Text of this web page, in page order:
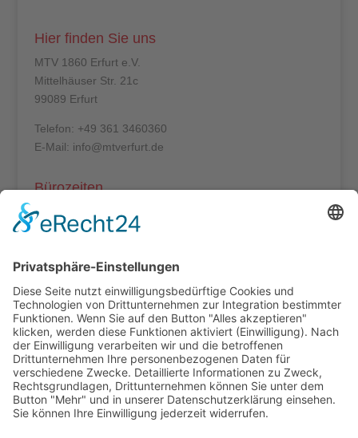
Hier finden Sie uns
MTV 1860 Erfurt e.V.
Mittelhäuser Str. 21c
99089 Erfurt
Telefon: +49 361 3460360
E-Mail: info@mtverfurt.de
Bürozeiten
Mo – Do: 8:00 – 14:00 Uhr
Termine außerhalb unserer Geschäftszeiten nur
nach Absprache.
Folgt uns auf facebook